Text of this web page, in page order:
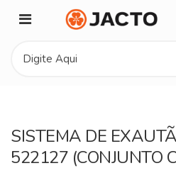
SISTEMA DE
522127 (CONJUNTO